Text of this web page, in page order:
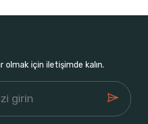
olmak için iletişimde kalın.